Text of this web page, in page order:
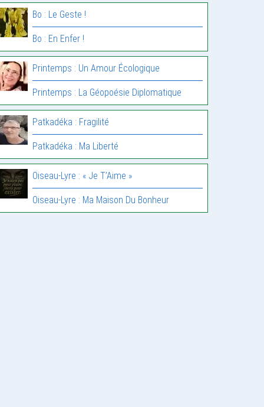
Bo : Le Geste !
Bo : En Enfer !
Printemps : Un Amour Écologique
Printemps : La Géopoésie Diplomatique
Patkadéka : Fragilité
Patkadéka : Ma Liberté
Oiseau-Lyre : « Je T’Aime »
Oiseau-Lyre : Ma Maison Du Bonheur